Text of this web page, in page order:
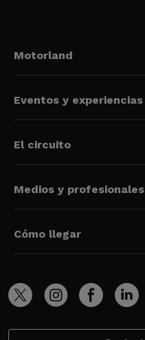
Motorland
Eventos y experiencias
El circuito
Medios y profesionales
Cómo llegar